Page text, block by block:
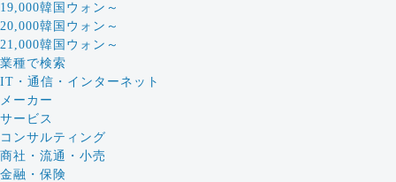
19,000韓国ウォン～
20,000韓国ウォン～
21,000韓国ウォン～
業種で検索
IT・通信・インターネット
メーカー
サービス
コンサルティング
商社・流通・小売
金融・保険